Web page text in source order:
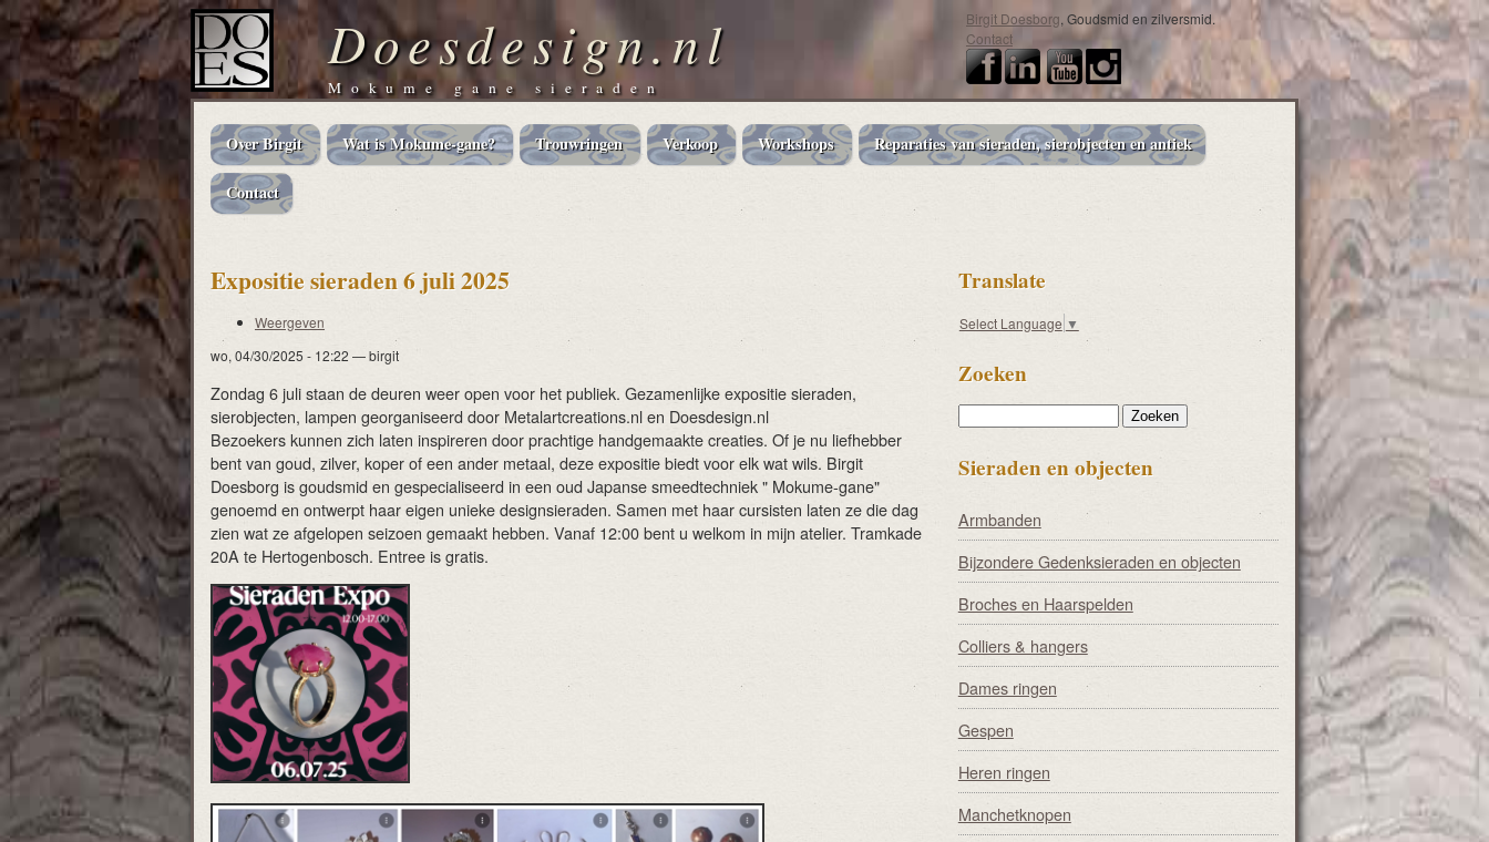
Doesdesign.nl
Mokume gane sieraden
Birgit Doesborg, Goudsmid en zilversmid.
Contact
Main
navigation
Over Birgit Wat is Mokume-gane? Trouwringen Verkoop Workshops Reparaties van sieraden, sierobjecten en antiek
Contact
Expositie sieraden 6 juli 2025
Primaire
tabs
Weergeven
wo, 04/30/2025 - 12:22 —birgit
Zondag 6 juli staan de deuren weer open voor het publiek. Gezamenlijke expositie sieraden,
sierobjecten, lampen georganiseerd door Metalartcreations.nl en Doesdesign.nl
Bezoekers kunnen zich laten inspireren door prachtige handgemaakte creaties. Of je nu liefhebber
bent van goud, zilver, koper of een ander metaal, deze expositie biedt voor elk wat wils. Birgit
Doesborg is goudsmid en gespecialiseerd in een oud Japanse smeedtechniek " Mokume-gane"
genoemd en ontwerpt haar eigen unieke designsieraden. Samen met haar cursisten laten ze die dag
zien wat ze afgelopen seizoen gemaakt hebben. Vanaf 12:00 bent u welkom in mijn atelier. Tramkade
20A te Hertogenbosch. Entree is gratis.
Translate
Select Language ▼
Zoeken
Sieraden en objecten
Armbanden
Bijzondere Gedenksieraden en objecten
Broches en Haarspelden
Colliers & hangers
Dames ringen
Gespen
Heren ringen
Manchetknopen